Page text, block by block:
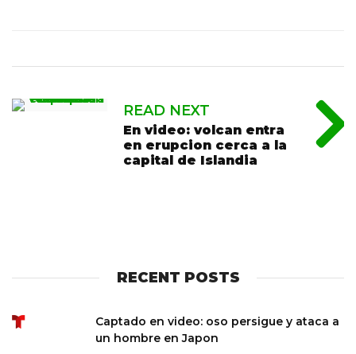
READ NEXT
En video: volcan entra
en erupcion cerca a la
capital de Islandia
RECENT POSTS
Captado en video: oso persigue y ataca a
un hombre en Japon